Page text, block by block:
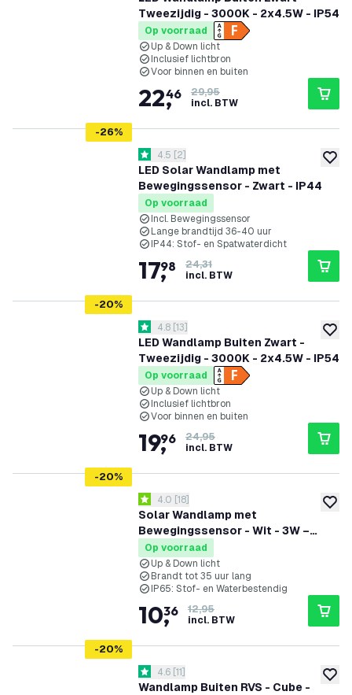
Tweezijdig - 3000K - 2x4.5W - IP54
Op voorraad
Up & Down licht
Inclusief lichtbron
Voor binnen en buiten
22,
46
29,95
incl. BTW
-26%
LED Solar Wandlamp met
Bewegingssensor - Zwart - IP44
reviews drawer openen
4.5 score sterren
4.5 [2]
Op voorraad
Incl. Bewegingssensor
Lange brandtijd 36-40 uur
IP44: Stof- en Spatwaterdicht
17,
98
24,31
incl. BTW
-20%
LED Wandlamp Buiten Zwart -
Tweezijdig - 3000K - 2x4.5W - IP54
reviews drawer openen
4.8 score sterren
4.8 [13]
Op voorraad
Up & Down licht
Inclusief lichtbron
Voor binnen en buiten
19,
96
24,95
incl. BTW
-20%
Solar Wandlamp met
Bewegingssensor - Wit - 3W –
3000K
reviews drawer openen
4 score sterren
4.0 [18]
Op voorraad
Up & Down licht
Brandt tot 35 uur lang
IP65: Stof- en Waterbestendig
10,
36
12,95
incl. BTW
-20%
Wandlamp Buiten RVS - Cube -
reviews drawer openen
4.6 score sterren
4.6 [11]